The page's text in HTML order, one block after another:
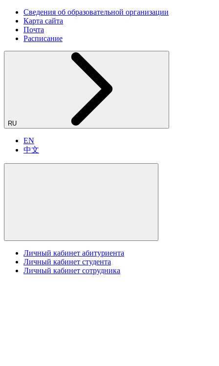
Сведения об образовательной организации
Карта сайта
Почта
Расписание
RU
EN
中文
Личный кабинет абитуриента
Личный кабинет студента
Личный кабинет сотрудника